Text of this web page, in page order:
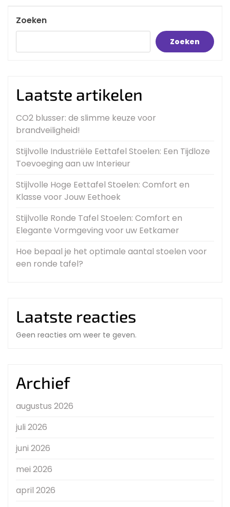
Zoeken
Zoeken
Laatste artikelen
CO2 blusser: de slimme keuze voor
brandveiligheid!
Stijlvolle Industriële Eettafel Stoelen: Een Tijdloze
Toevoeging aan uw Interieur
Stijlvolle Hoge Eettafel Stoelen: Comfort en
Klasse voor Jouw Eethoek
Stijlvolle Ronde Tafel Stoelen: Comfort en
Elegante Vormgeving voor uw Eetkamer
Hoe bepaal je het optimale aantal stoelen voor
een ronde tafel?
Laatste reacties
Geen reacties om weer te geven.
Archief
augustus 2026
juli 2026
juni 2026
mei 2026
april 2026